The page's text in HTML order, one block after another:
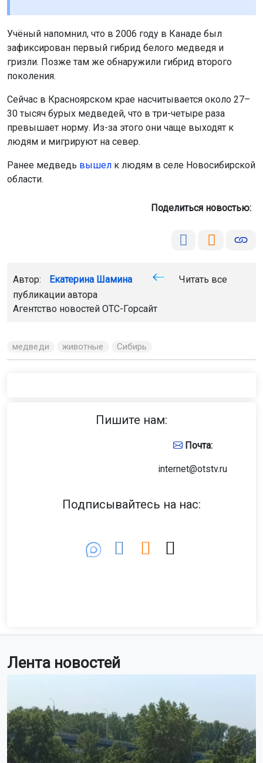
Лента новостей
Учёный напомнил, что в 2006 году в Канаде был
зафиксирован первый гибрид белого медведя и
гризли. Позже там же обнаружили гибрид второго
поколения.
Сейчас в Красноярском крае насчитывается около 27–
30 тысяч бурых медведей, что в три-четыре раза
превышает норму. Из-за этого они чаще выходят к
людям и мигрируют на север.
Ранее медведь вышел к людям в селе Новосибирской
области.
Поделиться новостью:
Автор: Екатерина Шамина
Читать все
публикации автора
Агентство новостей ОТС-Горсайт
медведи животные Сибирь
Пишите нам:
Почта:
internet@otstv.ru
Подписывайтесь на нас: